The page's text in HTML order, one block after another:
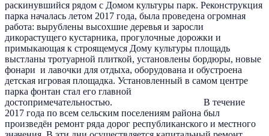
раскинувшийся рядом с Домом культуры парк. Реконструкция
парка началась летом 2017 года, была проведена огромная
работа: вырублены высохшие деревья и заросли
дикорастущего кустарника, прогулочные дорожки и
примыкающая к строящемуся Дому культуры площадь
выстланы тротуарной плиткой, установлены бордюры, новые
фонари и лавочки для отдыха, оборудована и обустроена
детская игровая площадка. Установленный в самом центре
парка фонтан стал его главной
достопримечательностью. В течение
2017 года по всем сельским поселениям района был
произведён ремонт ряда дорог республиканского и местного